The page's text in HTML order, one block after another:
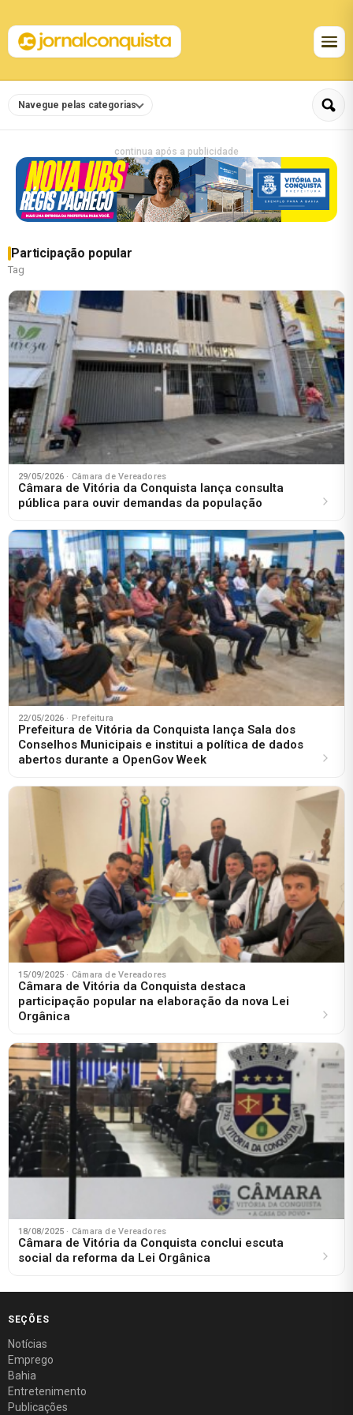
Navegue pelas categorias
continua após a publicidade
Participação popular
Tag
29/05/2026 · Câmara de Vereadores
Câmara de Vitória da Conquista lança consulta
pública para ouvir demandas da população
22/05/2026 · Prefeitura
Prefeitura de Vitória da Conquista lança Sala dos
Conselhos Municipais e institui a política de dados
abertos durante a OpenGov Week
15/09/2025 · Câmara de Vereadores
Câmara de Vitória da Conquista destaca
participação popular na elaboração da nova Lei
Orgânica
18/08/2025 · Câmara de Vereadores
Câmara de Vitória da Conquista conclui escuta
social da reforma da Lei Orgânica
SEÇÕES
Notícias
Emprego
Bahia
Entretenimento
Publicações